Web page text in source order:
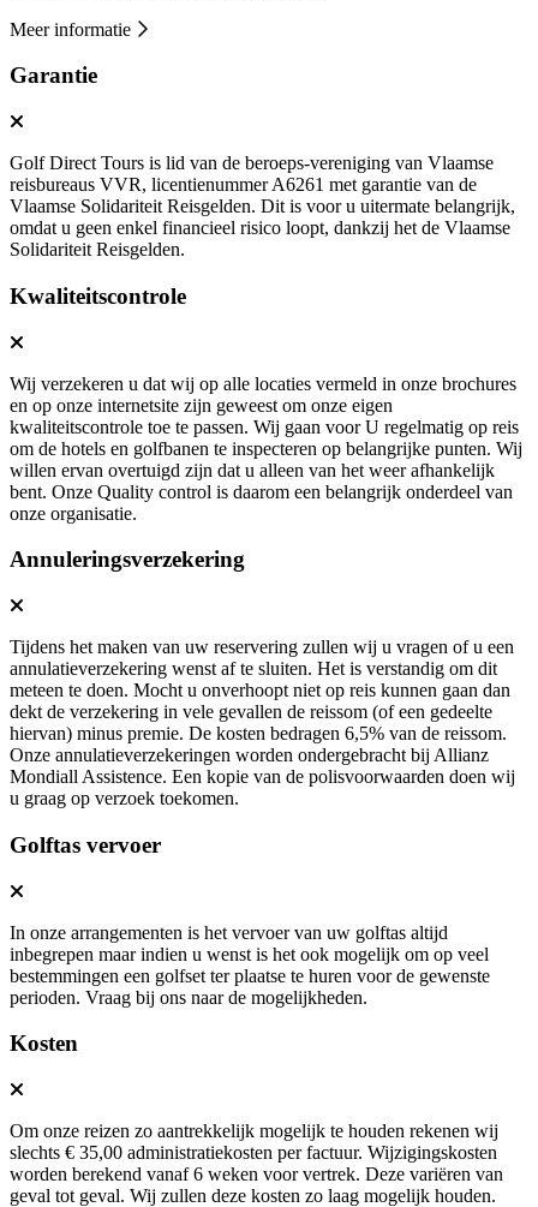
Meer informatie
Garantie
Golf Direct Tours is lid van de beroeps-vereniging van Vlaamse
reisbureaus VVR, licentienummer A6261 met garantie van de
Vlaamse Solidariteit Reisgelden. Dit is voor u uitermate belangrijk,
omdat u geen enkel financieel risico loopt, dankzij het de Vlaamse
Solidariteit Reisgelden.
Kwaliteitscontrole
Wij verzekeren u dat wij op alle locaties vermeld in onze brochures
en op onze internetsite zijn geweest om onze eigen
kwaliteitscontrole toe te passen. Wij gaan voor U regelmatig op reis
om de hotels en golfbanen te inspecteren op belangrijke punten. Wij
willen ervan overtuigd zijn dat u alleen van het weer afhankelijk
bent. Onze Quality control is daarom een belangrijk onderdeel van
onze organisatie.
Annuleringsverzekering
Tijdens het maken van uw reservering zullen wij u vragen of u een
annulatieverzekering wenst af te sluiten. Het is verstandig om dit
meteen te doen. Mocht u onverhoopt niet op reis kunnen gaan dan
dekt de verzekering in vele gevallen de reissom (of een gedeelte
hiervan) minus premie. De kosten bedragen 6,5% van de reissom.
Onze annulatieverzekeringen worden ondergebracht bij Allianz
Mondiall Assistence. Een kopie van de polisvoorwaarden doen wij
u graag op verzoek toekomen.
Golftas vervoer
In onze arrangementen is het vervoer van uw golftas altijd
inbegrepen maar indien u wenst is het ook mogelijk om op veel
bestemmingen een golfset ter plaatse te huren voor de gewenste
perioden. Vraag bij ons naar de mogelijkheden.
Kosten
Om onze reizen zo aantrekkelijk mogelijk te houden rekenen wij
slechts € 35,00 administratiekosten per factuur. Wijzigingskosten
worden berekend vanaf 6 weken voor vertrek. Deze variëren van
geval tot geval. Wij zullen deze kosten zo laag mogelijk houden.